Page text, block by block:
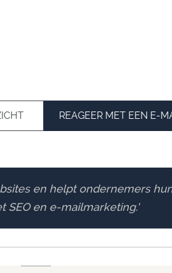
REAGEER MET EEN E-
en helpt ondernemers
SEO en e-mailmarketing.'